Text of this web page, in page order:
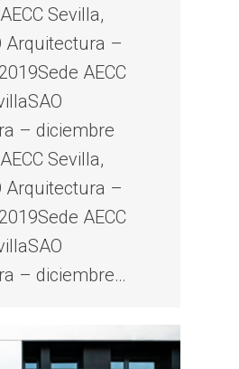
Sevilla,
Arquitectura –
AECC
– diciembre
Sevilla,
Arquitectura –
AECC
– diciembre…